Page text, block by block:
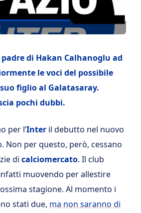
di Hakan Calhanoglu ad
le voci del possibile
figlio al Galatasaray.
pochi dubbi.
per l’Inter il debutto nel nuovo
Non per questo, però, cessano
di calciomercato. Il club
muovendo per allestire
stagione. Al momento i
stati due, ma non saranno di